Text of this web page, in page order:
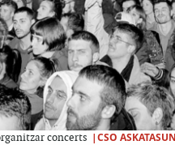
concerts |CSO